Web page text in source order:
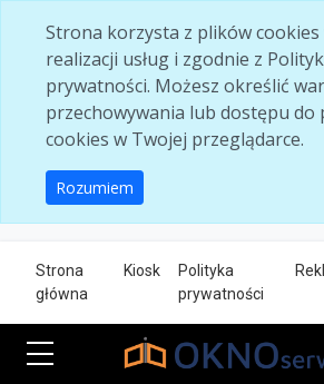
Strona korzysta z plików cookies
realizacji usług i zgodnie z
prywatności. Możesz określić
przechowywania lub dostępu do
cookies w Twojej przeglądarce.
Rozumiem
Strona
główna
Kiosk
Polityka
prywatności